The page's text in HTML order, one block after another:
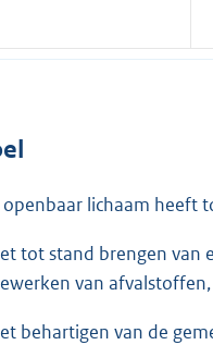
lichaam heeft
tot stand brengen van
van
behartigen van de